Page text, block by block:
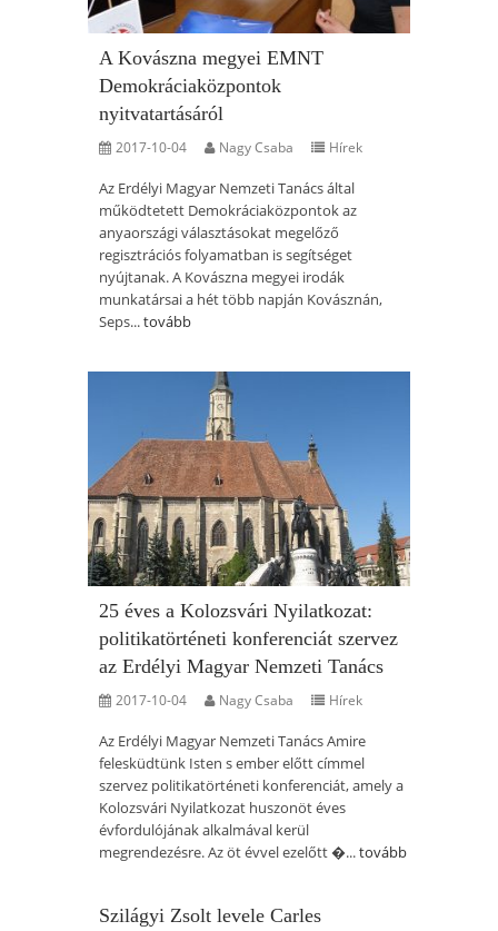
A Kovászna megyei EMNT
Demokráciaközpontok
nyitvatartásáról
2017-10-04 Nagy Csaba Hírek
Az Erdélyi Magyar Nemzeti Tanács által
működtetett Demokráciaközpontok az
anyaországi választásokat megelőző
regisztrációs folyamatban is segítséget
nyújtanak. A Kovászna megyei irodák
munkatársai a hét több napján Kovásznán,
Seps...tovább
25 éves a Kolozsvári Nyilatkozat:
politikatörténeti konferenciát szervez
az Erdélyi Magyar Nemzeti Tanács
2017-10-04 Nagy Csaba Hírek
Az Erdélyi Magyar Nemzeti Tanács Amire
felesküdtünk Isten s ember előtt címmel
szervez politikatörténeti konferenciát, amely a
Kolozsvári Nyilatkozat huszonöt éves
évfordulójának alkalmával kerül
megrendezésre. Az öt évvel ezelőtt �...tovább
Szilágyi Zsolt levele Carles